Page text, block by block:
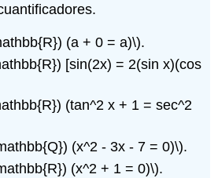
(a + 0 = a)\).
[sin(2x) = 2(sin x)(cos
(tan^2 x + 1 = sec^2
(x^2 - 3x - 7 = 0)\).
(x^2 + 1 = 0)\).